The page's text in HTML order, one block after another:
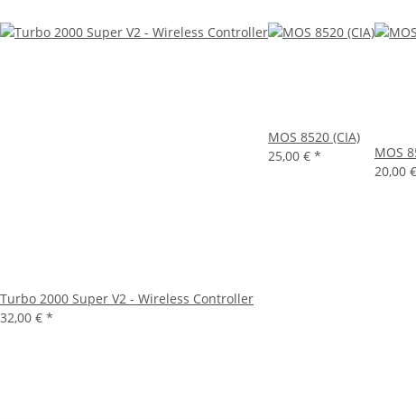
Turbo 2000 Super V2 - Wireless Controller
32,00 € *
MOS 8520 (CIA)
25,00 € *
MOS
20,00 €